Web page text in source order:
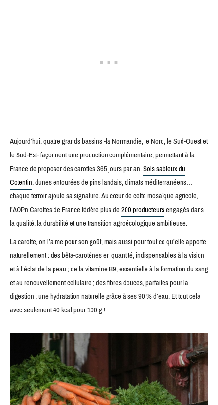
Aujourd’hui, quatre grands bassins -la Normandie, le Nord, le Sud-Ouest et
le Sud-Est- façonnent une production complémentaire, permettant à la
France de proposer des carottes 365 jours par an.Sols sableux du
Cotentin, dunes entourées de pins landais, climats méditerranéens…
chaque terroir ajoute sa signature. Au cœur de cette mosaïque agricole,
l’AOPn Carottes de France fédère plus de200 producteursengagés dans
la qualité, la durabilité et une transition agroécologique ambitieuse.
La carotte, on l’aime pour son goût, mais aussi pour tout ce qu’elle apporte
naturellement : des bêta-carotènes en quantité, indispensables à la vision
et à l’éclat de la peau ; de la vitamine B9, essentielle à la formation du sang
et au renouvellement cellulaire ; des fibres douces, parfaites pour la
digestion ; une hydratation naturelle grâce à ses 90 % d’eau. Et tout cela
avec seulement 40 kcal pour 100 g !